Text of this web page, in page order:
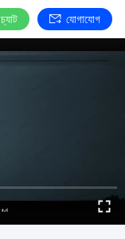
চ্যাট যোগাযোগ